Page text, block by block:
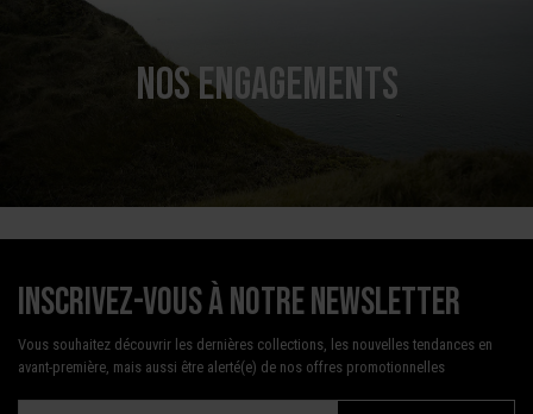
NOS ENGAGEMENTS
Inscrivez-vous à notre newsletter
Vous souhaitez découvrir les dernières collections, les nouvelles tendances en
avant-première, mais aussi être alerté(e) de nos offres promotionnelles